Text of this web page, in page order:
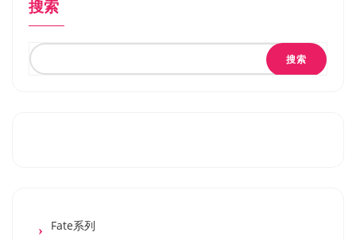
搜索
搜索
Fate系列